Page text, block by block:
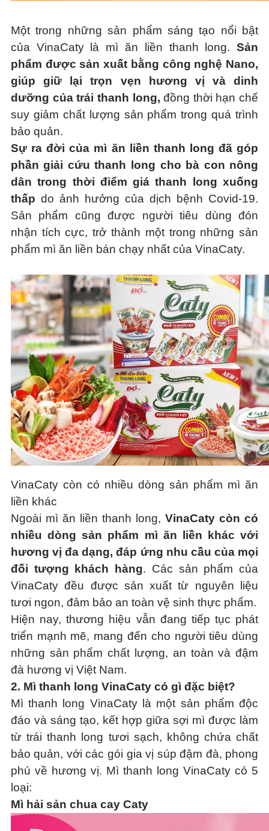
Một trong những sản phẩm sáng tạo nổi bật
của VinaCaty là mì ăn liền thanh long.Sản
phẩm được sản xuất bằng công nghệ Nano,
giúp giữ lại trọn vẹn hương vị và dinh
dưỡng của trái thanh long, đồng thời hạn chế
suy giảm chất lượng sản phẩm trong quá trình
bảo quản.
Sự ra đời của mì ăn liền thanh long đã góp
phần giải cứu thanh long cho bà con nông
dân trong thời điểm giá thanh long xuống
thấp do ảnh hưởng của dịch bệnh Covid-19.
Sản phẩm cũng được người tiêu dùng đón
nhận tích cực, trở thành một trong những sản
phẩm mì ăn liền bán chạy nhất của VinaCaty.
VinaCaty còn có nhiều dòng sản phẩm mì ăn
liền khác
Ngoài mì ăn liền thanh long,VinaCaty còn có
nhiều dòng sản phẩm mì ăn liền khác với
hương vị đa dạng, đáp ứng nhu cầu của mọi
đối tượng khách hàng. Các sản phẩm của
VinaCaty đều được sản xuất từ nguyên liệu
tươi ngon, đảm bảo an toàn vệ sinh thực phẩm.
Hiện nay, thương hiệu vẫn đang tiếp tục phát
triển mạnh mẽ, mang đến cho người tiêu dùng
những sản phẩm chất lượng, an toàn và đậm
đà hương vị Việt Nam.
2. Mì thanh long VinaCaty có gì đặc biệt?
Mì thanh long VinaCaty là một sản phẩm độc
đáo và sáng tạo, kết hợp giữa sợi mì được làm
từ trái thanh long tươi sạch, không chứa chất
bảo quản, với các gói gia vị súp đậm đà, phong
phú về hương vị. Mì thanh long VinaCaty có 5
loại:
Mì hải sản chua cay Caty